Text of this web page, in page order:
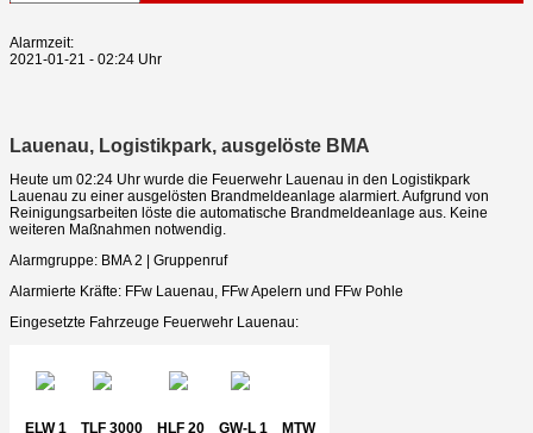
Alarmzeit:
2021-01-21 - 02:24 Uhr
Lauenau, Logistikpark, ausgelöste BMA
Heute um 02:24 Uhr wurde die Feuerwehr Lauenau in den Logistikpark
Lauenau zu einer ausgelösten Brandmeldeanlage alarmiert. Aufgrund von
Reinigungsarbeiten löste die automatische Brandmeldeanlage aus. Keine
weiteren Maßnahmen notwendig.
Alarmgruppe: BMA 2 | Gruppenruf
Alarmierte Kräfte: FFw Lauenau, FFw Apelern und FFw Pohle
Eingesetzte Fahrzeuge Feuerwehr Lauenau:
ELW 1 TLF 3000 HLF 20 GW-L 1 MTW